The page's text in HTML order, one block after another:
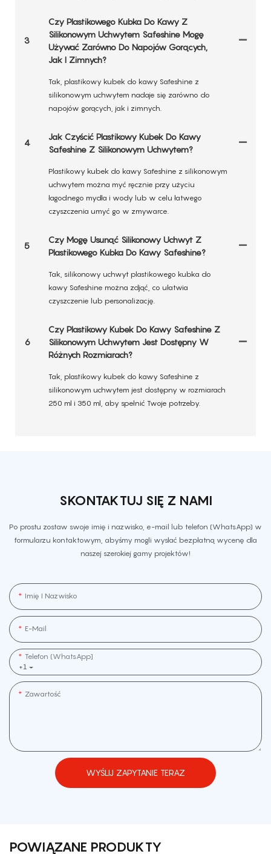
3
Czy Plastikowego Kubka Do Kawy Z
Silikonowym Uchwytem Safeshine Mogę
Używać Zarówno Do Napojów Gorących,
Jak I Zimnych?
Tak, plastikowy kubek do kawy Safeshine z
silikonowym uchwytem nadaje się zarówno do
napojów gorących, jak i zimnych.
4
Jak Czyścić Plastikowy Kubek Do Kawy
Safeshine Z Silikonowym Uchwytem?
Plastikowy kubek do kawy Safeshine z silikonowym
uchwytem można myć ręcznie przy użyciu
łagodnego mydła i wody lub w celu łatwego
czyszczenia umyć go w zmywarce.
5
Czy Mogę Usunąć Silikonowy Uchwyt Z
Plastikowego Kubka Do Kawy Safeshine?
Tak, silikonowy uchwyt plastikowego kubka do
kawy Safeshine można zdjąć, co ułatwia
czyszczenie lub personalizację.
6
Czy Plastikowy Kubek Do Kawy Safeshine Z
Silikonowym Uchwytem Jest Dostępny W
Różnych Rozmiarach?
Tak, plastikowy kubek do kawy Safeshine z
silikonowym uchwytem jest dostępny w rozmiarach
250 ml i 350 ml, aby spełnić Twoje potrzeby.
SKONTAKTUJ SIĘ Z NAMI
Po prostu zostaw swoje imię i nazwisko, e-mail lub telefon (WhatsApp) w
formularzu kontaktowym, abyśmy mogli wysłać bezpłatną wycenę dla
naszej szerokiej gamy projektów!
Imię I Nazwisko
E-Mail
+1
Telefon (WhatsApp]
Zawartość
WYŚLIJ ZAPYTANIE TERAZ
POWIĄZANE PRODUKTY